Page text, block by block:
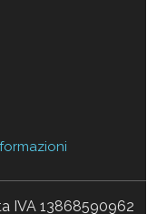
IVA 13868590962